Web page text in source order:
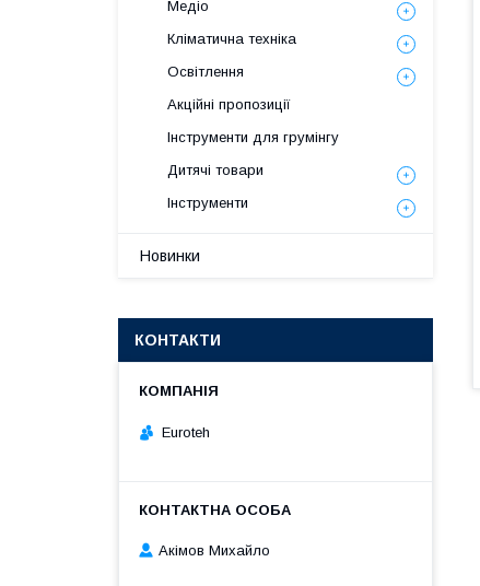
Медіо
Кліматична техніка
Освітлення
Акційні пропозиції
Інструменти для грумінгу
Дитячі товари
Інструменти
Новинки
КОНТАКТИ
Euroteh
Акімов Михайло